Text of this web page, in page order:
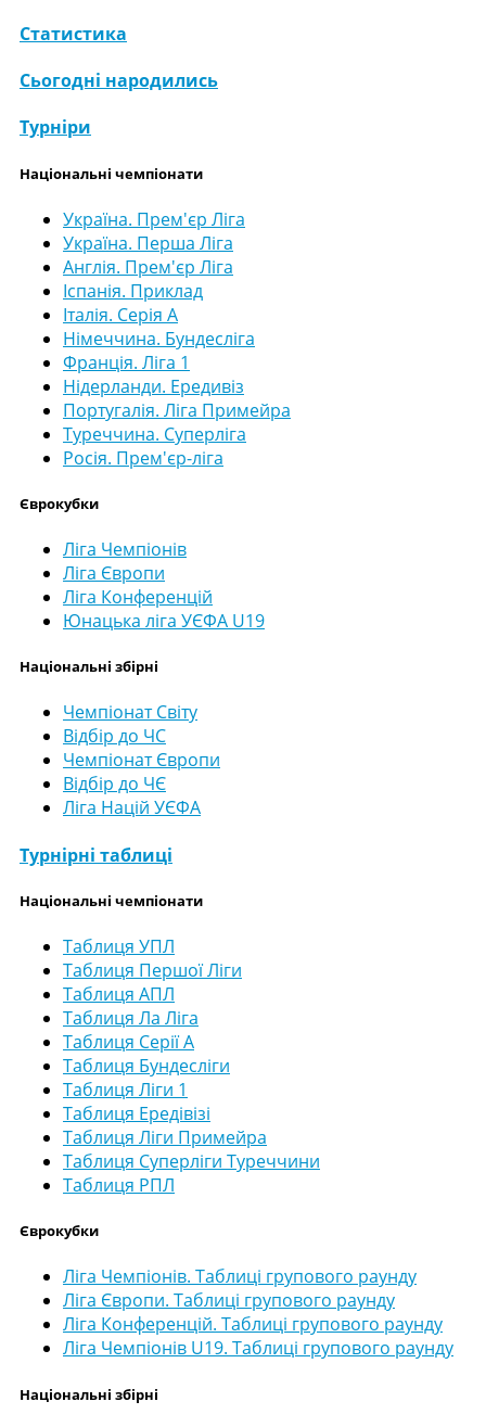
Статистика
Сьогодні народились
Турніри
Національні чемпіонати
Україна. Прем'єр Ліга
Україна. Перша Ліга
Англія. Прем'єр Ліга
Іспанія. Приклад
Італія. Серія А
Німеччина. Бундесліга
Франція. Ліга 1
Нідерланди. Ередивіз
Португалія. Ліга Примейра
Туреччина. Суперліга
Росія. Прем'єр-ліга
Єврокубки
Ліга Чемпіонів
Ліга Європи
Ліга Конференцій
Юнацька ліга УЄФА U19
Національні збірні
Чемпіонат Світу
Відбір до ЧС
Чемпіонат Європи
Відбір до ЧЄ
Ліга Націй УЄФА
Турнірні таблиці
Національні чемпіонати
Таблиця УПЛ
Таблиця Першої Ліги
Таблиця АПЛ
Таблиця Ла Ліга
Таблиця Серії А
Таблиця Бундесліги
Таблиця Ліги 1
Таблиця Ередівізі
Таблиця Ліги Примейра
Таблиця Суперліги Туреччини
Таблиця РПЛ
Єврокубки
Ліга Чемпіонів. Таблиці групового раунду
Ліга Європи. Таблиці групового раунду
Ліга Конференцій. Таблиці групового раунду
Ліга Чемпіонів U19. Таблиці групового раунду
Національні збірні